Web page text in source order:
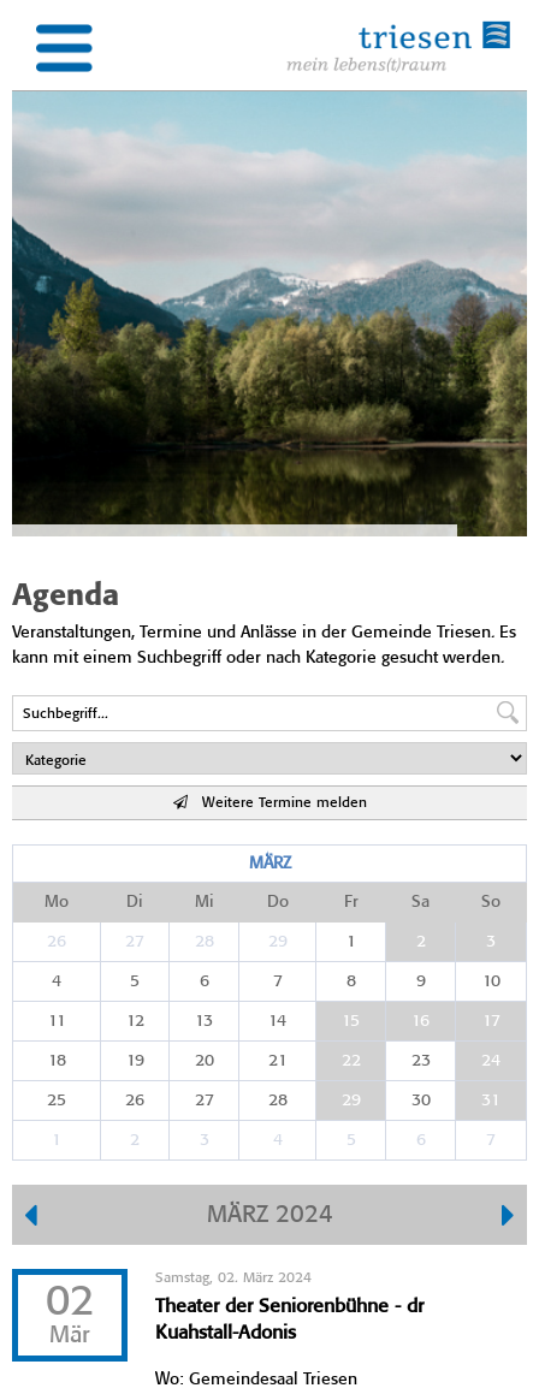
Agenda
Veranstaltungen, Termine und Anlässe in der Gemeinde Triesen. Es
kann mit einem Suchbegriff oder nach Kategorie gesucht werden.
Weitere Termine melden
MÄRZ
Mo Di Mi Do Fr Sa So
26 27 28 29 1 2 3
4 5 6 7 8 9 10
11 12 13 14 15 16 17
18 19 20 21 22 23 24
25 26 27 28 29 30 31
1 2 3 4 5 6 7
MÄRZ 2024
02
Mär
Samstag, 02. März 2024
Theater der Seniorenbühne - dr
Kuahstall-Adonis
Wo: Gemeindesaal Triesen